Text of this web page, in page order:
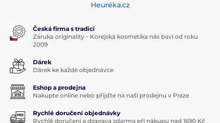
Heuréka.cz
Česká firma s tradicí
Záruka originality - Korejská kosmetika nás baví od roku
2009
Dárek
Dárek ke každé objednávce
Eshop a prodejna
Nakupte online nebo přijďte na naši prodejnu v Praze
Rychlé doručení objednávky
Rychlé doručení a doprava zdarma při nákupu nad 1690 Kč